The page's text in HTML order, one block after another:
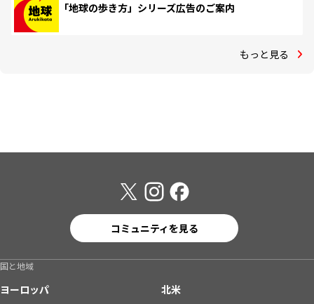
「地球の歩き方」シリーズ広告のご案内
もっと見る
コミュニティを見る
国と地域
ヨーロッパ
北米